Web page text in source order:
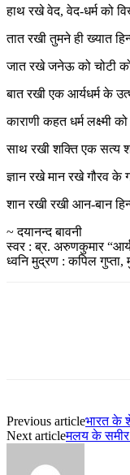
हाथ रखे वेद, वेद-धर्म को
तात रखी तुमने ही ख्यात
जात रखे जनेऊ को चोटी
बात रखी एक आर्यधर्म के
काराणी कहत धर्म लक्ष्मी
साथ रखी शक्ति एक सत्य
ज्ञान रखे मान रखे गौरव के
शान रखी रखी आन-बान
~ दयानन्द बावनी
स्वर : ब्र. अरुणकुमार
ध्वनि मुद्रण : कपिल गुप्ता,
Previous articleभारत के
Next articleमलय के